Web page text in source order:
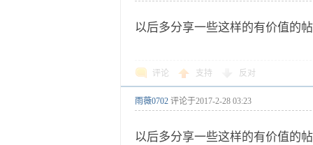
以后多分享一些这样的有价值的
评论 支持 反对
雨薇0702 评论于2017-2-28 03:23
以后多分享一些这样的有价值的